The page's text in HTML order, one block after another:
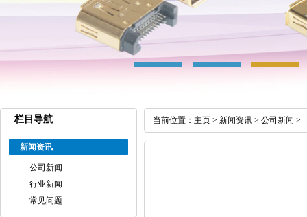
栏目导航
新闻资讯
公司新闻
行业新闻
常见问题
当前位置： 主页 > 新闻资讯 > 公司新闻 >